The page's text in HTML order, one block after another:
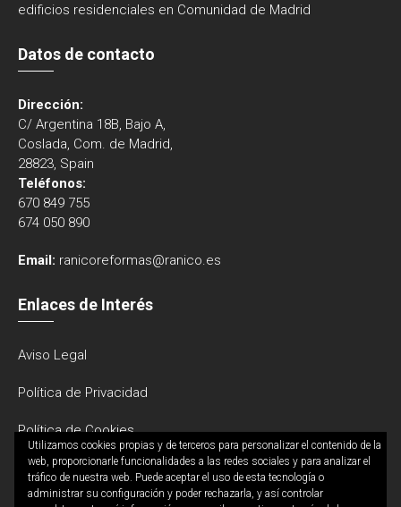
edificios residenciales en Comunidad de Madrid
Datos de contacto
Dirección:
C/ Argentina 18B, Bajo A,
Coslada, Com. de Madrid,
28823, Spain
Teléfonos:
670 849 755
674 050 890
Email: ranicoreformas@ranico.es
Enlaces de Interés
Aviso Legal
Política de Privacidad
Política de Cookies
Utilizamos cookies propias y de terceros para personalizar el contenido de la
web, proporcionarle funcionalidades a las redes sociales y para analizar el
tráfico de nuestra web. Puede aceptar el uso de esta tecnología o
administrar su configuración y poder rechazarla, y así controlar